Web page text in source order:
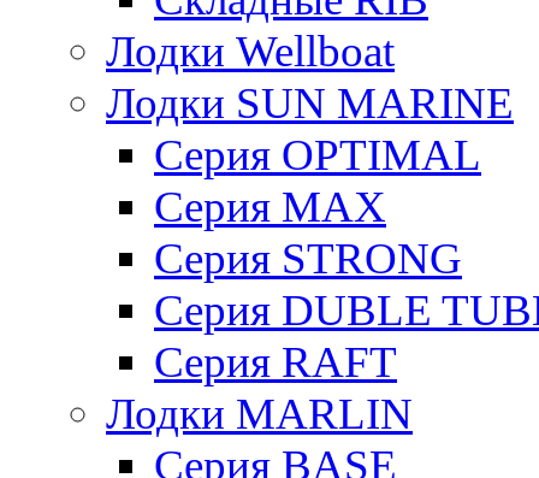
Лодки Wellboat
Лодки SUN MARINE
Серия OPTIMAL
Cерия MAX
Cерия STRONG
Серия DUBLE
Серия RAFT
Лодки MARLIN
Серия BASE